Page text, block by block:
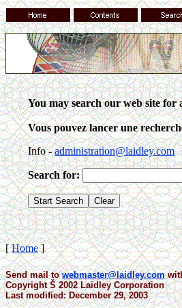
You may search our web site
Vous pouvez lancer une
Info -administration@laidley.com
Search for:
[Home]
Send mail towebmaster@laidley.com
Copyright Š 2002 Laidley Corporation
Last modified: December 29, 2003